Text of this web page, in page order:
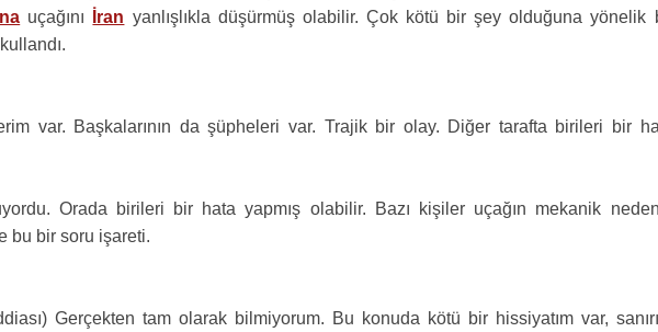
uçağını İran yanlışlıkla düşürmüş olabilir. Çok kötü bir şey olduğuna yönelik
var. Başkalarının da şüpheleri var. Trajik bir olay. Diğer tarafta birileri bir
Orada birileri bir hata yapmış olabilir. Bazı kişiler uçağın mekanik
bu bir soru işareti.
Gerçekten tam olarak bilmiyorum. Bu konuda kötü bir hissiyatım var,